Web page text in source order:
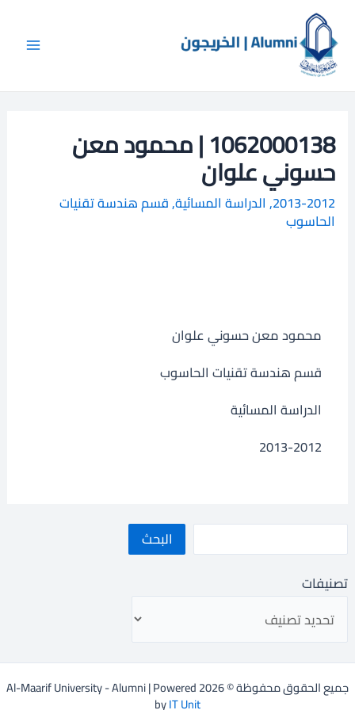
المحتوى
البحث
تصنيفات
1062000138 | محمود معن
حسوني علوان
2013-2012
, الدراسة المسائية,قسم هندسة تقنيات
الحاسوب
محمود معن حسوني علوان
قسم هندسة تقنيات الحاسوب
الدراسة المسائية
2013-2012
جميع الحقوق محفوظة © 2026 Al-Maarif University - Alumni | Powered
byIT Unit